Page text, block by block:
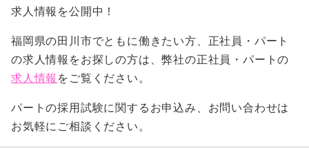
求人情報を公開中！
福岡県の田川市でともに働きたい方、正社員・パート
の求人情報をお探しの方は、弊社の正社員・パートの
求人情報 をご覧ください。
パートの採用試験に関するお申込み、お問い合わせは
お気軽にご相談ください。